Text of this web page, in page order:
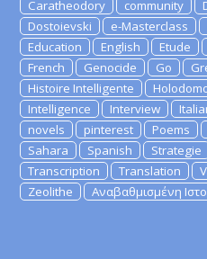
Caratheodory
community
Dostoievski
e-Masterclass
Education
English Etude
French
Genocide Go
Histoire Intelligente
Intelligence
Interview
novels
pinterest Poems
Sahara
Spanish Strategie
Transcription
Translation
Zeolithe
Αναβαθμισμένη